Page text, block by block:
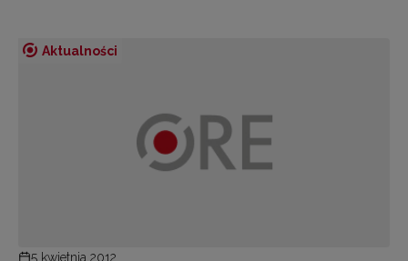
Aktualności
5 kwietnia 2012